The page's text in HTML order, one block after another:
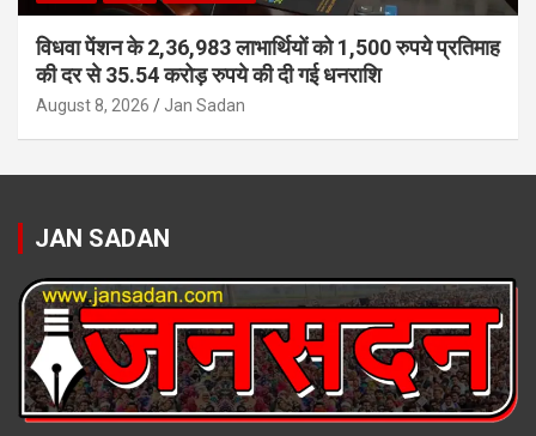
विधवा पेंशन के 2,36,983 लाभार्थियों को 1,500 रुपये प्रतिमाह
की दर से 35.54 करोड़ रुपये की दी गई धनराशि
August 8, 2026 Jan Sadan
JAN SADAN